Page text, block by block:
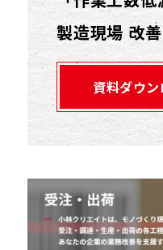
製造現場 改
資料ダウ